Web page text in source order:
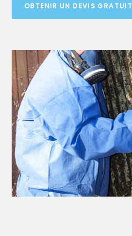
OBTENIR UN DEVIS GRATUIT